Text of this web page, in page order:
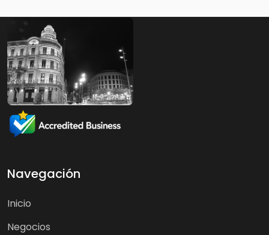
Navegación
Inicio
Negocios